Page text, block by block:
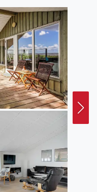
sich hinunter
Meer bietet es sich
Strand und angeln zu
von einer guten
in diesem